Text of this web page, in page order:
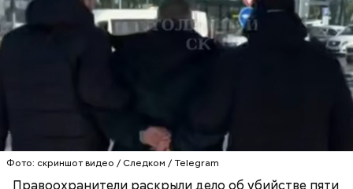
Фото: скриншот видео / Следком / Telegram
Правоохранители раскрыли дело об убийстве пяти
Video
родителей погибшего юноши пали на Миссюру, но
доказать его причастность к кончине их сына не
удалось. Когда же подозреваемого задержали, он
заявил, что ничего не подсыпал в морс и утверждал,